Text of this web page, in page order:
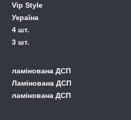
Vip Style
Україна
4 шт.
3 шт.
ламінована ДСП
Ламінована ДСП
ламінована ДСП